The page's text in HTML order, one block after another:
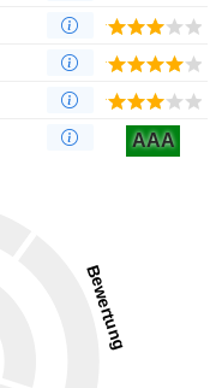
AAA